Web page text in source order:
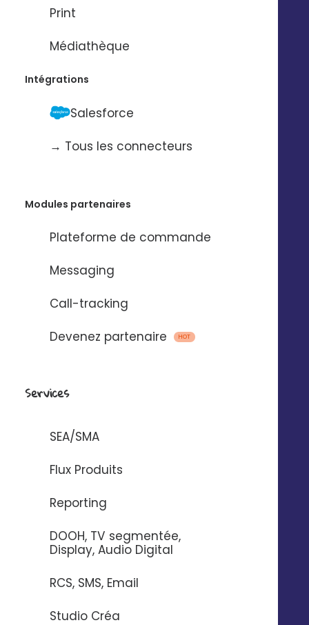
Print
Médiathèque
Intégrations
Salesforce
→ Tous les connecteurs
Modules partenaires
Plateforme de commande
Messaging
Call-tracking
Devenez partenaire
HOT
Services
SEA/SMA
Flux Produits
Reporting
DOOH, TV segmentée,
Display, Audio Digital
RCS, SMS, Email
Studio Créa
Le drive-to-store
avec Digitaleo
inciter les mobinautes à se rendre